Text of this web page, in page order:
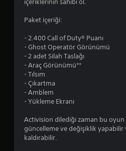
içeriklerinin sahibi ol.
Paket içeriği:
- 2.400 Call of Duty® Puanı
- Ghost Operatör Görünümü
- 2 adet Silah Taslağı
- Araç Görünümü**
- Tılsım
- Çıkartma
- Amblem
- Yükleme Ekranı
Activision dilediği zaman bu
güncelleme ve değişiklik yapabilir
kaldırabilir.